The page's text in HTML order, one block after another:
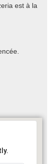
est à la